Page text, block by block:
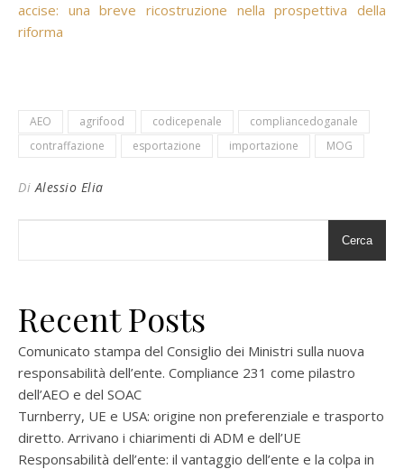
accise: una breve ricostruzione nella prospettiva della
riforma
AEO agrifood codicepenale
compliancedoganale
contraffazione
esportazione importazione MOG
DiAlessio Elia
Cerca
Recent Posts
Comunicato stampa del Consiglio dei Ministri sulla nuova
responsabilità dell’ente. Compliance 231 come pilastro
dell’AEO e del SOAC
Turnberry, UE e USA: origine non preferenziale e trasporto
diretto. Arrivano i chiarimenti di ADM e dell’UE
Responsabilità dell’ente: il vantaggio dell’ente e la colpa in